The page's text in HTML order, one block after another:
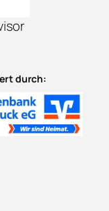
durch: